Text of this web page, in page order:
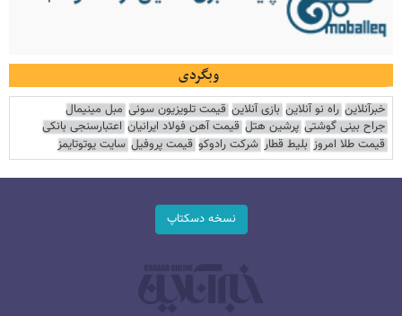
وبگردی
خبرآنلاین راه نو آنلاین بازی آنلاین قیمت تلویزیون سونی مبل مینیمال
جراح بینی گوشتی پرشین هتل قیمت آهن فولاد ایرانیان اعتبارسنجی بانکی
قیمت طلا امروز بلیط قطار شرکت رادوکو قیمت پروفیل سایت یوتوتایمز
نسخه دسکتاپ